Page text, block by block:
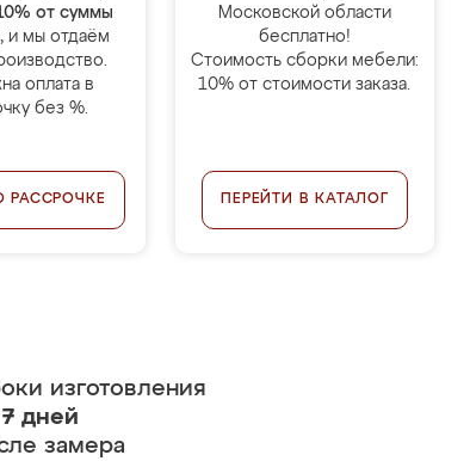
от суммы
, и мы отдаём
оплата в
без %.
РАССРОЧКЕ
Московской области
бесплатно!
Стоимость сборки мебели:
10% от стоимости заказа.
ПЕРЕЙТИ В КАТАЛОГ
изготовления
дней
замера